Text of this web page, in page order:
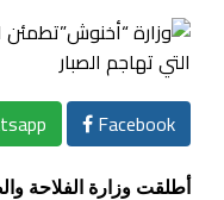
Facebook
أطلقت وزارة الفلاحة